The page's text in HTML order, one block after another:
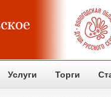
Услуги Торги